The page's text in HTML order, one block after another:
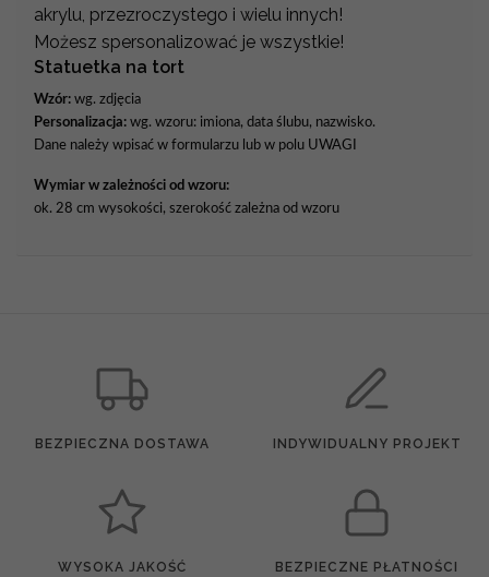
akrylu, przezroczystego i wielu innych!
Możesz spersonalizować je wszystkie!
Statuetka na tort
Wzór: wg. zdjęcia
Personalizacja: wg. wzoru: imiona, data ślubu, nazwisko.
Dane należy wpisać w formularzu lub w polu UWAGI
Wymiar w zależności od wzoru:
ok. 28 cm wysokości, szerokość zależna od wzoru
BEZPIECZNA DOSTAWA INDYWIDUALNY PROJEKT
WYSOKA JAKOŚĆ BEZPIECZNE PŁATNOŚCI